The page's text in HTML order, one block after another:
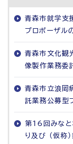
青森市就学支
プロポーザル
青森市文化観
像製作業務委
青森市立浪岡
託業務公募型
第16回みなと
り及び （仮称